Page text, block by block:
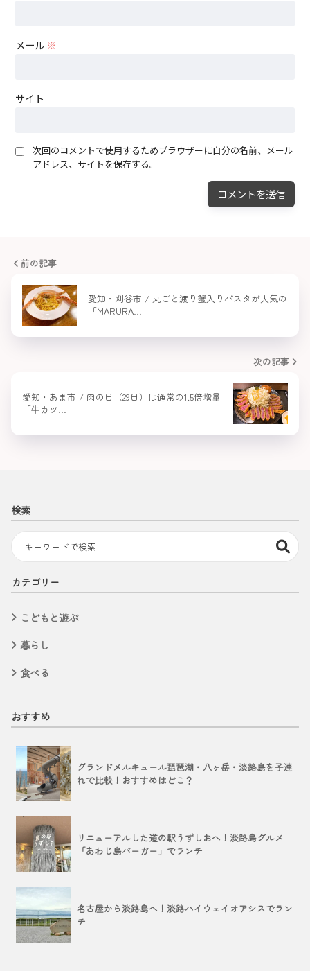
メール ※
サイト
次回のコメントで使用するためブラウザーに自分の名前、メール
アドレス、サイトを保存する。
前の記事
愛知・刈谷市 / 丸ごと渡り蟹入りパスタが人気の
「MARURA…
次の記事
愛知・あま市 / 肉の日（29日）は通常の1.5倍増量
「牛カツ…
検索
カテゴリー
こどもと遊ぶ
暮らし
食べる
おすすめ
グランドメルキュール琵琶湖・八ヶ岳・淡路島を子連
れで比較！おすすめはどこ？
リニューアルした道の駅うずしおへ！淡路島グルメ
「あわじ島バーガー」でランチ
名古屋から淡路島へ！淡路ハイウェイオアシスでラン
チ